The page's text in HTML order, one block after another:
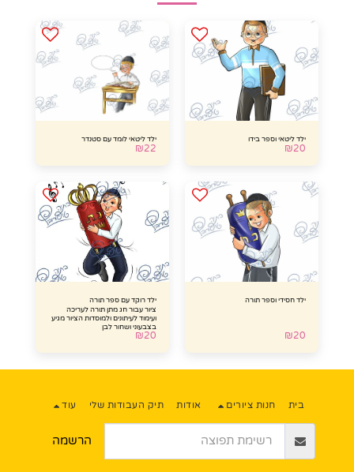
ילד ליטאי וספר בידו
₪20
ילד ליטאי לומד עם סטנדר
₪22
ילד חסידי וספר תורה
₪20
ילד רוקד עם ספר תורה
ציור עבור חג מתן תורה לעריכה
ועימוד לעיתונים ולמוסדות הציור מגיע
בצבעוני ושחור לבן
₪20
בית חנות ציורים אודות תיק העבודות שלי עוד
הרשמה